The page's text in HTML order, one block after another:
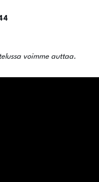
voimme auttaa.